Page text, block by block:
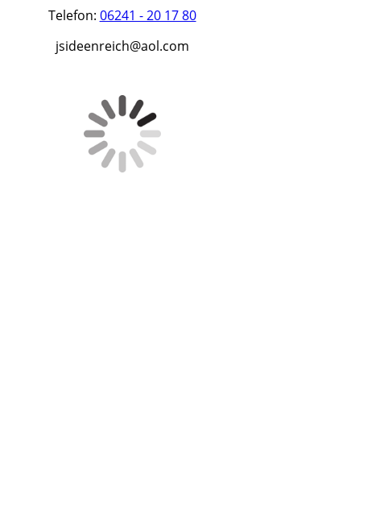
Telefon: 06241 - 20 17 80
jsideenreich@aol.com